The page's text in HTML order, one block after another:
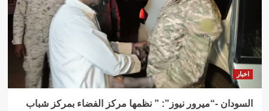
اخبار
السودان -“ميرور نيوز”: ” نظمها مركز الفضاء بمركز شباب